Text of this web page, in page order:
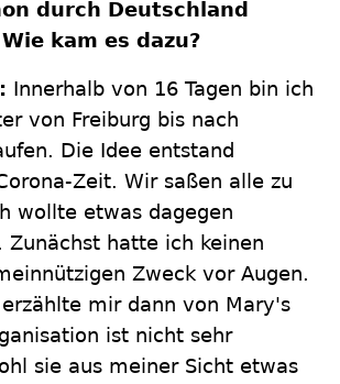
durch Deutschland
kam es dazu?
Innerhalb von 16 Tagen bin ich
von Freiburg bis nach
Die Idee entstand
Zeit. Wir saßen alle zu
wollte etwas dagegen
Zunächst hatte ich keinen
Zweck vor Augen.
mir dann von Mary's
ist nicht sehr
sie aus meiner Sicht etwas